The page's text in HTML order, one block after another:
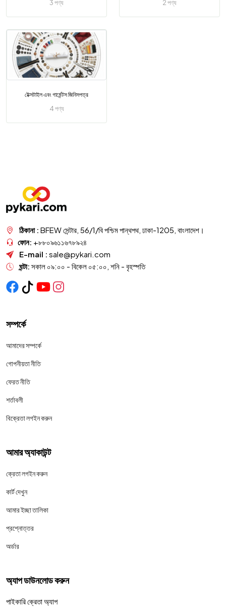
3 পণ্য 2 পণ্য
টেক্সটাইল এবং গার্মেন্টস জিনিসপত্র
4 পণ্য
ঠিকানা : BFEW সেন্টার, 56/1/বি পশ্চিম পান্থপথ, ঢাকা-1205, বাংলাদেশ।
ফোন: +৮৮০৯৬১১৬৭৮৯২৪
E-mail : sale@pykari.com
ঘন্টা: সকাল ০৯:০০ - বিকেল ০৫:০০, শনি - বৃহস্পতি
সম্পর্কে
আমাদের সম্পর্কে
গোপনীয়তা নীতি
ফেরত নীতি
শর্তাবলী
বিক্রেতা লগইন করুন
আমার অ্যাকাউন্ট
ক্রেতা লগইন করুন
কার্ট দেখুন
আমার ইচ্ছা তালিকা
প্রশ্নোত্তর
অর্ডার
অ্যাপ ডাউনলোড করুন
পাইকারি ক্রেতা অ্যাপ